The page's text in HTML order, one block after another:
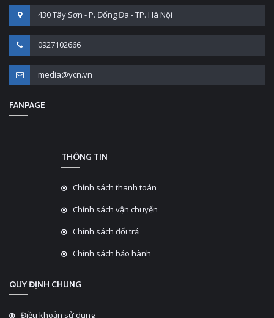
430 Tây Sơn - P. Đống Đa - TP. Hà Nội
0927102666
media@ycn.vn
FANPAGE
THÔNG TIN
Chính sách thanh toán
Chính sách vận chuyển
Chính sách đổi trả
Chính sách bảo hành
QUY ĐỊNH CHUNG
Điều khoản sử dụng